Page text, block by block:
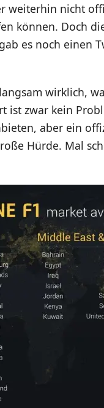
weiterhin nicht
können. Doch
es noch einen
wirklich,
ist zwar kein
aber ein
Hürde. Mal